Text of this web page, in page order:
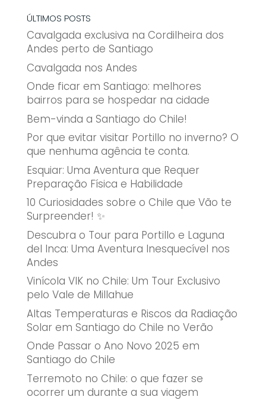
ÚLTIMOS POSTS
Cavalgada exclusiva na Cordilheira dos
Andes perto de Santiago
Cavalgada nos Andes
Onde ficar em Santiago: melhores
bairros para se hospedar na cidade
Bem-vinda a Santiago do Chile!
Por que evitar visitar Portillo no inverno? O
que nenhuma agência te conta.
Esquiar: Uma Aventura que Requer
Preparação Física e Habilidade
10 Curiosidades sobre o Chile que Vão te
Surpreender! ✨
Descubra o Tour para Portillo e Laguna
del Inca: Uma Aventura Inesquecível nos
Andes
Vinícola VIK no Chile: Um Tour Exclusivo
pelo Vale de Millahue
Altas Temperaturas e Riscos da Radiação
Solar em Santiago do Chile no Verão
Onde Passar o Ano Novo 2025 em
Santiago do Chile
Terremoto no Chile: o que fazer se
ocorrer um durante a sua viagem